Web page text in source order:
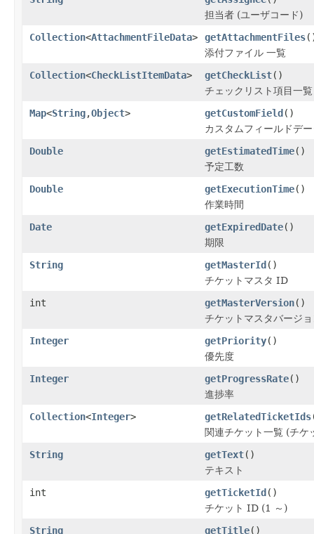
担当者 (ユーザコード)
Collection<AttachmentFileData> getAttachmentFiles
添付ファイル 一覧
Collection<CheckListItemData> getCheckList()
チェックリスト項目一覧
Map<String,Object> getCustomField()
カスタムフィールドデ
Double
getEstimatedTime()
予定工数
Double
getExecutionTime()
作業時間
Date
getExpiredDate()
期限
String
getMasterId()
チケットマスタ ID
int
getMasterVersion()
チケットマスタバージ
Integer
getPriority()
優先度
Integer
getProgressRate()
進捗率
Collection<Integer> getRelatedTicketIds
関連チケット一覧 (チケ
String
getText()
テキスト
int
getTicketId()
チケット ID (1 ～)
String
getTitle()